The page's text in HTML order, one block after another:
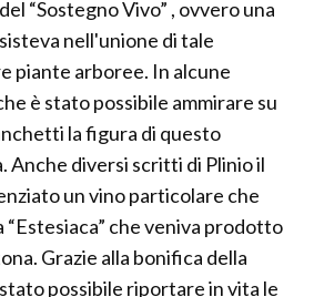
“Sostegno Vivo” , ovvero una
nell'unione di tale
piante arboree. In alcune
è stato possibile ammirare su
la figura di questo
Anche diversi scritti di Plinio il
un vino particolare che
“Estesiaca” che veniva prodotto
Grazie alla bonifica della
possibile riportare in vita le